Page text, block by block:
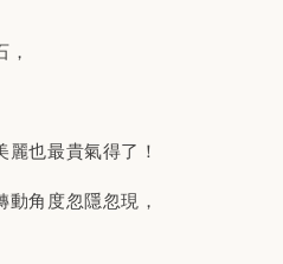
也最貴氣得了！
角度忽隱忽現，